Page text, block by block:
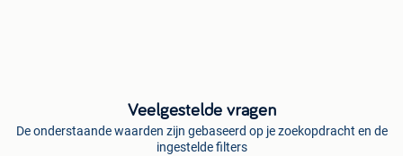
Veelgestelde vragen
De onderstaande waarden zijn gebaseerd op je zoekopdracht en de
ingestelde filters